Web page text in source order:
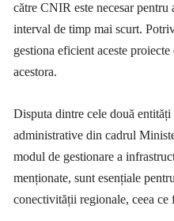
către CNIR este necesar
interval de timp mai scurt.
gestiona eficient aceste
acestora.
Disputa dintre cele două
administrative din cadrul
modul de gestionare a
menționate, sunt esențiale
conectivității regionale, ceea ce